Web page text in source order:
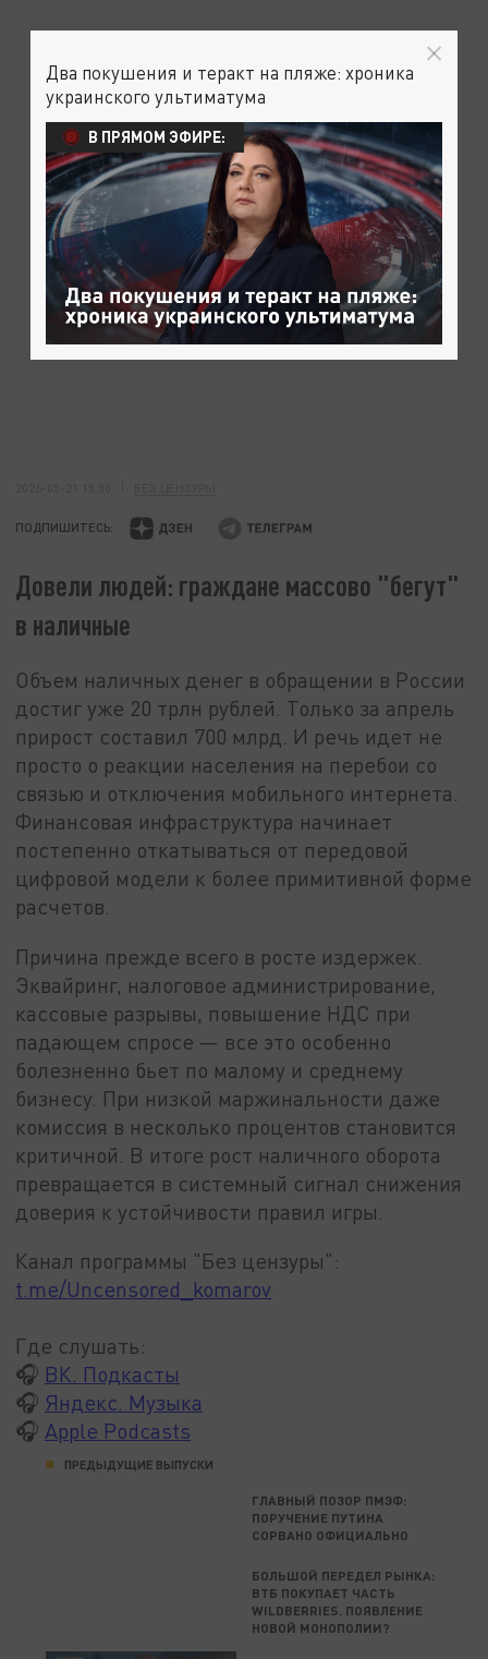
ПОДПИШИТЕСЬ:
Довели людей: граждане массово "бегут"
в наличные
Объем наличных денег в обращении в России
достиг уже 20 трлн рублей. Только за апрель
прирост составил 700 млрд. И речь идет не
просто о реакции населения на перебои со
связью и отключения мобильного интернета.
Финансовая инфраструктура начинает
постепенно откатываться от передовой
цифровой модели к более примитивной форме
расчетов.
Причина прежде всего в росте издержек.
Эквайринг, налоговое администрирование,
кассовые разрывы, повышение НДС при
падающем спросе — все это особенно
болезненно бьет по малому и среднему
бизнесу. При низкой маржинальности даже
комиссия в несколько процентов становится
критичной. В итоге рост наличного оборота
превращается в системный сигнал снижения
доверия к устойчивости правил игры.
Канал программы "Без цензуры":
t.me/Uncensored_komarov
Где слушать:
🎧 ВК. Подкасты
🎧 Яндекс. Музыка
🎧 Apple Podcasts
ПРЕДЫДУЩИЕ ВЫПУСКИ
ГЛАВНЫЙ ПОЗОР ПМЭФ:
ПОРУЧЕНИЕ ПУТИНА
СОРВАНО ОФИЦИАЛЬНО
БОЛЬШОЙ ПЕРЕДЕЛ РЫНКА:
ВТБ ПОКУПАЕТ ЧАСТЬ
WILDBERRIES. ПОЯВЛЕНИЕ
НОВОЙ МОНОПОЛИИ?
Два покушения и теракт на пляже: хроника
украинского ультиматума
В ПРЯМОМ ЭФИРЕ: